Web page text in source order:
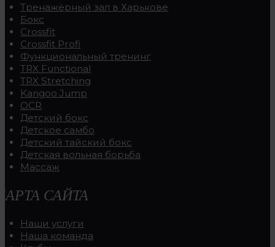
Тренажёрный зал в Харькове
Бокс
Crossfit
Crossfit Profi
Функциональный тренинг
TRX Functional
TRX Stretching
Kangoo Jump
OCR
Детский бокс
Детское самбо
Детский тайский бокс
Детская вольная борьба
Массаж
САЙТА
Наши услуги
Наша команда